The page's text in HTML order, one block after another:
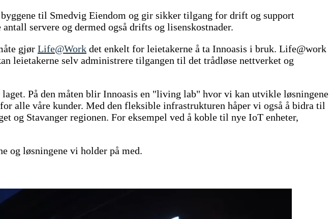
til Smedvig Eiendom og gir sikker tilgang for drift og support
servere og dermed også drifts og lisenskostnader.
gjør Life@Work det enkelt for leietakerne å ta Innoasis i bruk. Life@work
leietakerne selv administrere tilgangen til det trådløse nettverket og
På den måten blir Innoasis en "living lab" hvor vi kan utvikle løsningene
alle våre kunder. Med den fleksible infrastrukturen håper vi også å bidra til
og Stavanger regionen. For eksempel ved å koble til nye IoT enheter,
og løsningene vi holder på med.